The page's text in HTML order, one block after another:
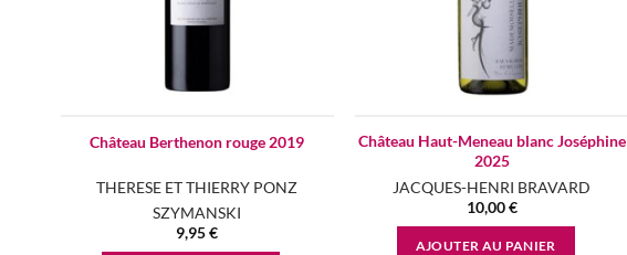
Château Berthenon rouge 2019
THERESE ET THIERRY PONZ
SZYMANSKI
9,95€
Château Haut-Meneau blanc Joséphine
2025
JACQUES-HENRI BRAVARD
10,00€
AJOUTER AU PANIER